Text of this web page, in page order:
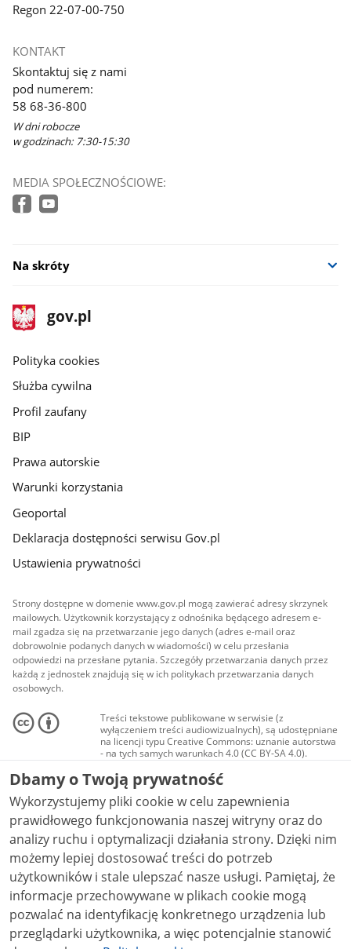
Regon 22-07-00-750
KONTAKT
Skontaktuj się z nami
pod numerem:
58 68-36-800
W dni robocze
w godzinach: 7:30-15:30
MEDIA SPOŁECZNOŚCIOWE:
Na skróty
stopka
gov.pl
Strona
gov.pl
gov.pl
Polityka cookies
Służba cywilna
Profil zaufany
BIP
Prawa autorskie
Warunki korzystania
Geoportal
Deklaracja dostępności serwisu Gov.pl
Ustawienia prywatności
Strony dostępne w domenie www.gov.pl mogą zawierać adresy skrzynek
mailowych. Użytkownik korzystający z odnośnika będącego adresem e-
mail zgadza się na przetwarzanie jego danych (adres e-mail oraz
dobrowolnie podanych danych w wiadomości) w celu przesłania
odpowiedzi na przesłane pytania. Szczegóły przetwarzania danych przez
każdą z jednostek znajdują się w ich politykach przetwarzania danych
osobowych.
Treści tekstowe publikowane w serwisie (z
wyłączeniem treści audiowizualnych), są udostępniane
na licencji typu Creative Commons: uznanie autorstwa
- na tych samych warunkach 4.0 (CC BY-SA 4.0).
Materiały audiowizualne, w tym zdjęcia, materiały
audio i wideo, są udostępniane na licencji typu
Creative Commons: uznanie autorstwa użycie
niekomercyjne - bez utworów zależnych 4.0 (CC BY-
NC-ND 4.0), o ile nie jest to stwierdzone inaczej.
Dbamy o Twoją prywatność
Wykorzystujemy pliki cookie w celu zapewnienia
prawidłowego funkcjonowania naszej witryny oraz do
analizy ruchu i optymalizacji działania strony. Dzięki nim
możemy lepiej dostosować treści do potrzeb
użytkowników i stale ulepszać nasze usługi. Pamiętaj, że
informacje przechowywane w plikach cookie mogą
pozwalać na identyfikację konkretnego urządzenia lub
przeglądarki użytkownika, a więc potencjalnie stanowić